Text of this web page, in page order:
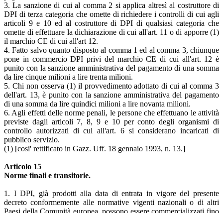
3. La sanzione di cui al comma 2 si applica altresì al costruttore di
DPI di terza categoria che omette di richiedere i controlli di cui agli
articoli 9 e 10 ed al costruttore di DPI di qualsiasi categoria che
omette di effettuare la dichiarazione di cui all'art. 11 o di apporre (1)
il marchio CE di cui all'art 12.
4. Fatto salvo quanto disposto al comma 1 ed al comma 3, chiunque
pone in commercio DPI privi del marchio CE di cui all'art. 12 è
punito con la sanzione amministrativa del pagamento di una somma
da lire cinque milioni a lire trenta milioni.
5. Chi non osserva (1) il provvedimento adottato di cui al comma 3
dell'art. 13, è punito con la sanzione amministrativa del pagamento
di una somma da lire quindici milioni a lire novanta milioni.
6. Agli effetti delle norme penali, le persone che effettuano le attività
previste dagli articoli 7, 8, 9 e 10 per conto degli organismi di
controllo autorizzati di cui all'art. 6 si considerano incaricati di
pubblico servizio.
(1) [cosi' rettificato in Gazz. Uff. 18 gennaio 1993, n. 13.]
Articolo 15
Norme finali e transitorie.
1. I DPI, già prodotti alla data di entrata in vigore del presente
decreto conformemente alle normative vigenti nazionali o di altri
Paesi della Comunità europea, possono essere commercializzati fino